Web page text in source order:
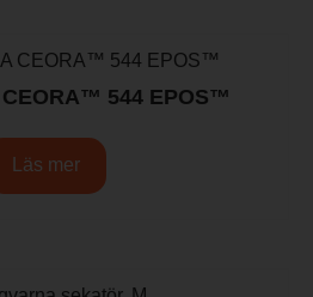
CEORA™ 544 EPOS™
Läs mer